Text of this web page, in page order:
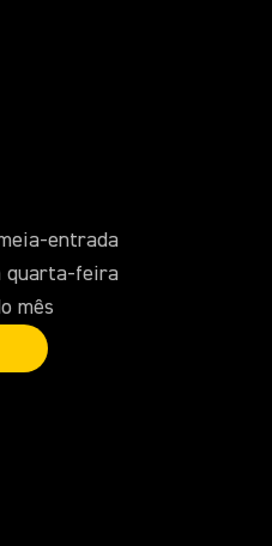
entrada
quarta-feira
mês